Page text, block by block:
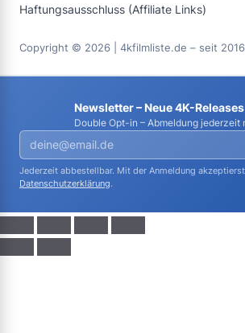
Haftungsausschluss (Affiliate Links)
Copyright © 2026 | 4kfilmliste.de – seit
Newsletter – Neue 4K-
Double Opt-in – Abmeldung jederzeit
Jederzeit abbestellbar. Mit der Anmeldung
Datenschutzerklärung.